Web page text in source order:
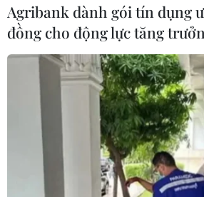
Agribank dành gói tín dụng
đồng cho động lực tăng